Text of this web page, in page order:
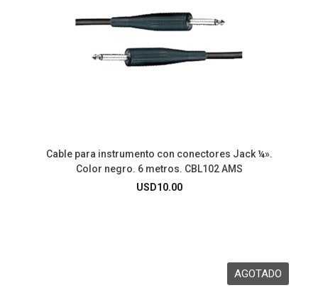
Cable para instrumento con conectores Jack ¼».
Color negro. 6 metros. CBL102 AMS
USD10.00